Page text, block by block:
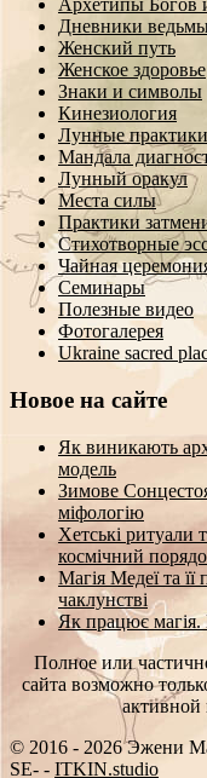
Архетипы Богов
Дневники
Женский путь
Женское здоровье
Знаки и символы
Кинезиология
Лунные практики
Мандала
Лунный оракул
Места силы
Практики
Стихотворные
Чайная
Семинары
Полезные видео
Фотогалерея
Ukraine sacred
Новое на сайте
Як виникають
модель
Зимове
міфологію
Хетські ритуали
космічний
Магія Медеї та її
чаклунстві
Як працює магія.
Полное или
сайта возможно
активной
© 2016 - 2026 Эжени
SEO-ITKIN.studio